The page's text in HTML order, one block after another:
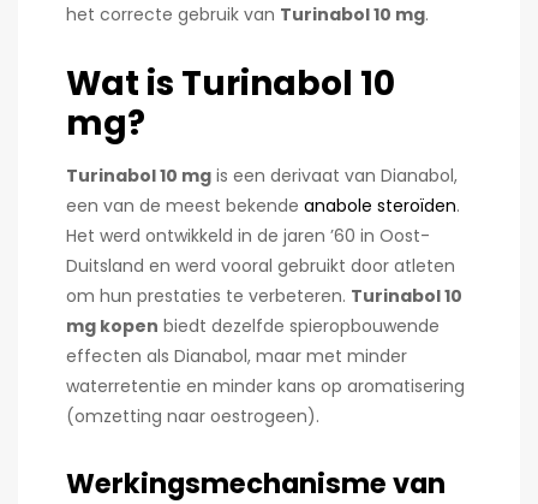
het correcte gebruik van Turinabol 10 mg.
Wat is Turinabol 10
mg?
Turinabol 10 mg is een derivaat van Dianabol,
een van de meest bekende anabole steroïden.
Het werd ontwikkeld in de jaren ’60 in Oost-
Duitsland en werd vooral gebruikt door atleten
om hun prestaties te verbeteren. Turinabol 10
mg kopen biedt dezelfde spieropbouwende
effecten als Dianabol, maar met minder
waterretentie en minder kans op aromatisering
(omzetting naar oestrogeen).
Werkingsmechanisme van